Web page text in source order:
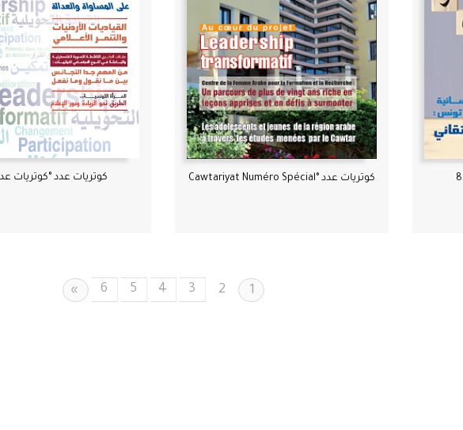
كوتريات عدد °Cawtariyat Numéro Spécial كوتريات عدد °كوتريات عدد
1
2
3
4
5
6
»
Next